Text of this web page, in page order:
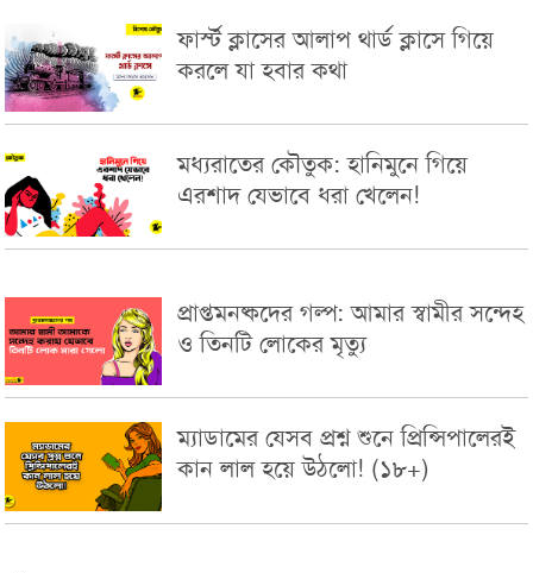
ফার্স্ট ক্লাসের আলাপ থার্ড ক্লাসে গিয়ে
করলে যা হবার কথা
মধ্যরাতের কৌতুক: হানিমুনে গিয়ে
এরশাদ যেভাবে ধরা খেলেন!
প্রাপ্তমনষ্কদের গল্প: আমার স্বামীর সন্দেহ
ও তিনটি লোকের মৃত্যু
ম্যাডামের যেসব প্রশ্ন শুনে প্রিন্সিপালেরই
কান লাল হয়ে উঠলো! (১৮+)